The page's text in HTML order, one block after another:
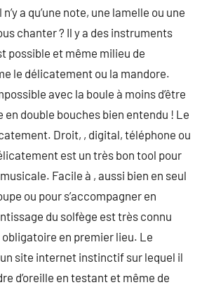
a qu’une note, une lamelle ou une
chanter ? Il y a des instruments
possible et même milieu de
le délicatement ou la mandore.
avec la boule à moins d’être
double bouches bien entendu ! Le
Droit, , digital, téléphone ou
est un très bon tool pour
Facile à , aussi bien en seul
ou pour s’accompagner en
du solfège est très connu
en premier lieu. Le
site internet instinctif sur lequel il
d’oreille en testant et même de